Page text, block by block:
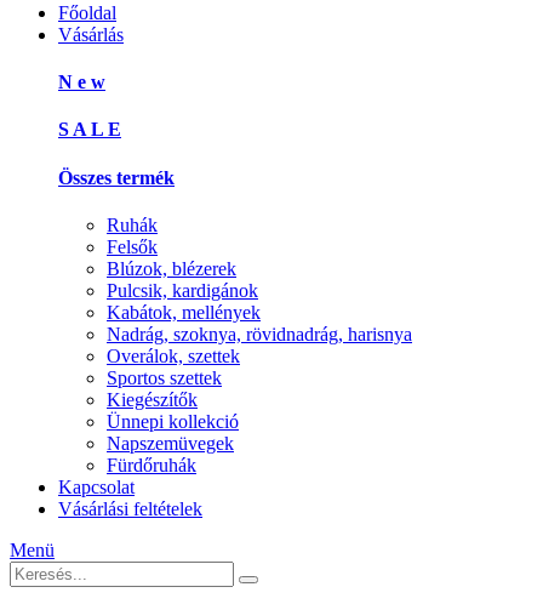
Főoldal
Vásárlás
N e w
S A L E
Összes termék
Ruhák
Felsők
Blúzok, blézerek
Pulcsik, kardigánok
Kabátok, mellények
Nadrág, szoknya, rövidnadrág, harisnya
Overálok, szettek
Sportos szettek
Kiegészítők
Ünnepi kollekció
Napszemüvegek
Fürdőruhák
Kapcsolat
Vásárlási feltételek
Menü